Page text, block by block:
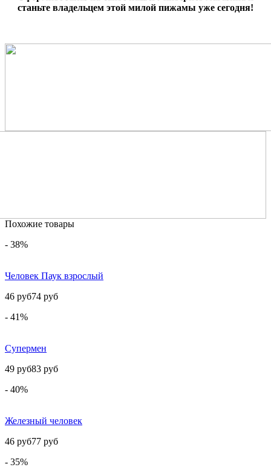
станьте владельцем этой милой пижамы уже сегодня!
Похожие товары
- 38%
Человек Паук взрослый
46 руб74 руб
- 41%
Супермен
49 руб83 руб
- 40%
Железный человек
46 руб77 руб
- 35%